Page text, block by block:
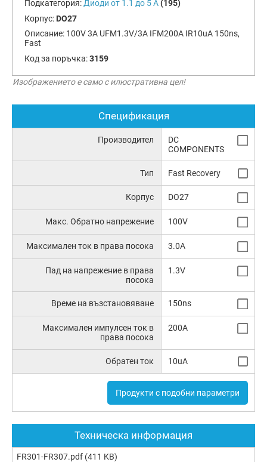
Подкатегория: Диоди от 1.1 до 5 А (195)
Корпус: DO27
Описание: 100V 3A UFM1.3V/3A IFM200A IR10uA 150ns,
Fast
Код за поръчка:3159
Изображението е само с илюстративна цел!
Спецификация
Производител
DC
COMPONENTS
Тип Fast Recovery
Корпус DO27
Макс. Обратно напрежение 100V
Максимален ток в права посока 3.0A
Пад на напрежение в права
посока
1.3V
Време на възстановяване 150ns
Максимален импулсен ток в
права посока
200A
Обратен ток 10uA
Продукти с подобни параметри
Техническа информация
FR301-FR307.pdf (411 KB)